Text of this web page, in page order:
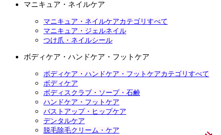
マニキュア・ネイルケア
マニキュア・ネイルケアカテゴリすべて
マニキュア・ジェルネイル
つけ爪・ネイルシール
ボディケア・ハンドケア・フットケア
ボディケア・ハンドケア・フットケアカテゴリすべて
ボディケア
ボディスクラブ・ソープ・石鹸
ハンドケア・フットケア
バストアップ・ヒップケア
デンタルケア
脱毛除毛クリーム・ケア